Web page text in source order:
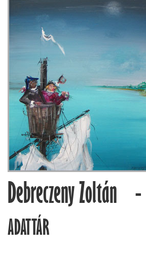
Debreczeny Zoltán -
ADATTÁR